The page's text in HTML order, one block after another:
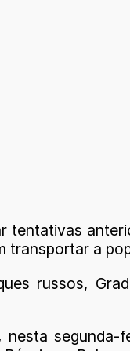
tentativas
transportar a
russos,